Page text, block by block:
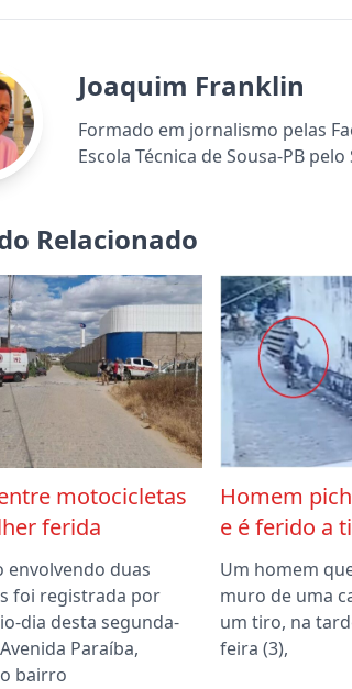
Joaquim Franklin
Formado em jornalismo pelas
Escola Técnica de Sousa-PB
Relacionado
motocicletas
ferida
envolvendo duas
foi registrada por
dia desta segunda-
Paraíba,
bairro
Homem
e é ferido a
Um homem
muro de uma
um tiro, na
feira (3),